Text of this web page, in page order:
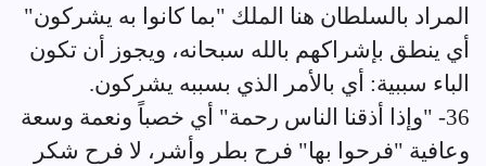
المراد بالسلطان هنا الملك "بما كانوا به يشركون"
أي ينطق بإشراكهم بالله سبحانه، ويجوز أن تكون
الباء سببية: أي بالأمر الذي بسببه يشركون.
36- "وإذا أذقنا الناس رحمة" أي خصباً ونعمة وسعة
وعافية "فرحوا بها" فرح بطر وأشر، لا فرح شكر